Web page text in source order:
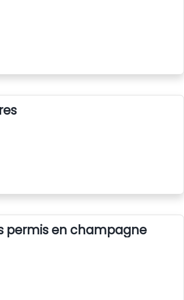
permis en champagne